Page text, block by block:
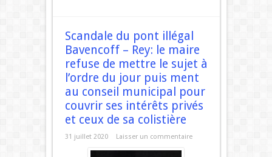
Scandale du pont illégal
Bavencoff – Rey: le maire
refuse de mettre le sujet à
l’ordre du jour puis ment
au conseil municipal pour
couvrir ses intérêts privés
et ceux de sa colistière
31 juillet 2020 Laisser un commentaire